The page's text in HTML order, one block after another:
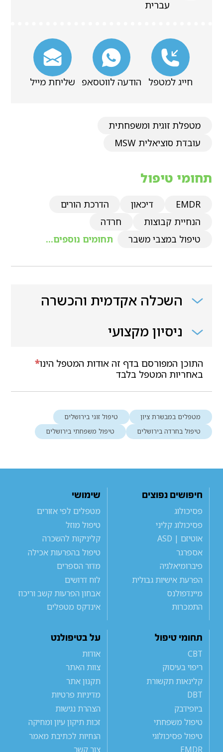
עברית
חייג למטפל הודעה לווטסאפ שליחת מייל
מטפלת זוגית ומשפחתית
עובדת סוציאלית MSW
תחומי טיפול
EMDR דיכאון
הדרכת הורים
הנחיית קבוצות
חרדה
טיפול במצבי משבר
תחומים נוספים...
השכלה אקדמית והכשרה
ניסיון מקצועי
*התוכן המפורסם בדף זה אודות המטפל הינו
באחריות המטפל בלבד
מטפלים במבשרת ציון
טיפול זוגי בירושלים
טיפול בחרדה בירושלים
טיפול משפחתי בירושלים
חיפושים נפוצים
פסיכולוג
פסיכולוג קליני
אוטיזם | ASD
אספרגר
פיברומיאלגיה
הפרעת אישיות גבולית
מיינדפולנס
התמכרות
שימושי
מטפלים לפי אזורים
טיפול מוזל
קליניקות להשכרה
טיפול בהפרעות אכילה
מדור הספרים
לוח דרושים
אבחון הפרעות קשב וריכוז
אינדקס מטפלים
תחומי טיפול
CBT
ריפוי בעיסוק
קלינאות תקשורת
DBT
ביופידבק
טיפול משפחתי
טיפול פסיכולוגי
EMDR
על בטיפולנט
אודות
צוות האתר
תקנון אתר
מדיניות פרטיות
הצהרת נגישות
זכות תיקון עיון ומחיקה
הנחיות לכתיבת מאמר
צור קשר